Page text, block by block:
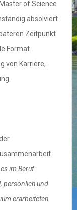
of Science
absolviert
Zeitpunkt
Format
von Karriere,
im Beruf
persönlich und
erarbeiteten